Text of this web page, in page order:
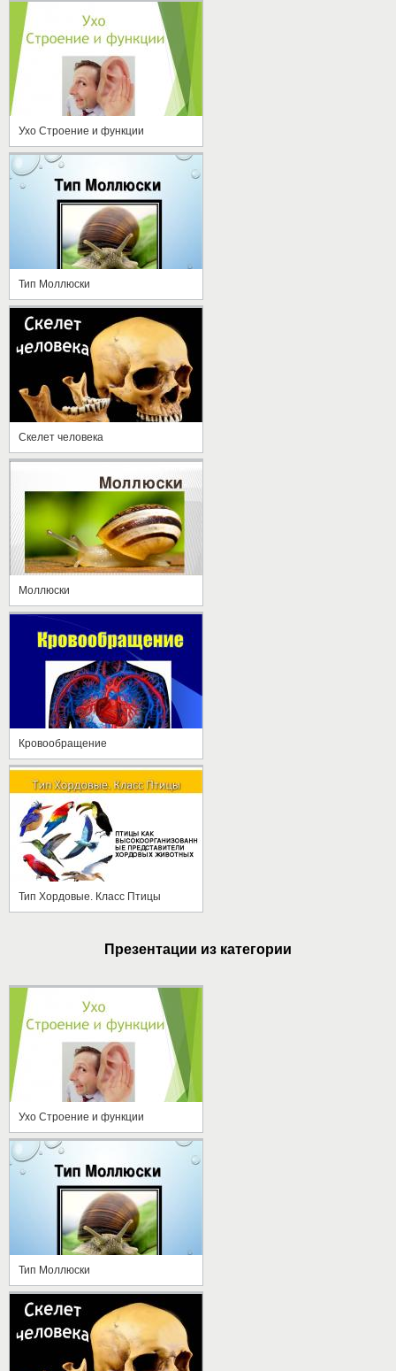
Ухо Строение и функции
Тип Моллюски
Скелет человека
Моллюски
Кровообращение
Тип Хордовые. Класс Птицы
Презентации из категории
Ухо Строение и функции
Тип Моллюски